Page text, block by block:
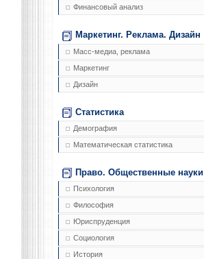
Финансовый анализ
Маркетинг. Реклама. Дизайн
Масс-медиа, реклама
Маркетинг
Дизайн
Статистика
Демография
Математическая статистика
Право. Общественные науки
Психология
Философия
Юриспруденция
Социология
История